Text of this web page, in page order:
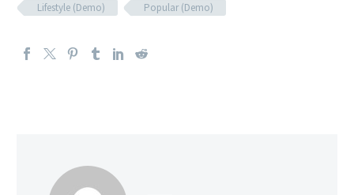
Lifestyle (Demo)
Popular (Demo)